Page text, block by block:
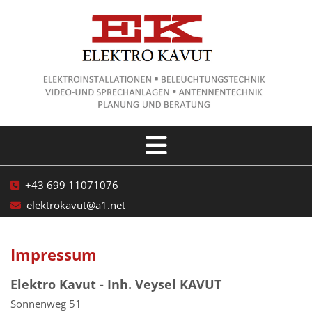
 +43 699 11071076
 elektrokavut@a1.net
Impressum
Elektro Kavut - Inh. Veysel KAVUT
Sonnenweg 51